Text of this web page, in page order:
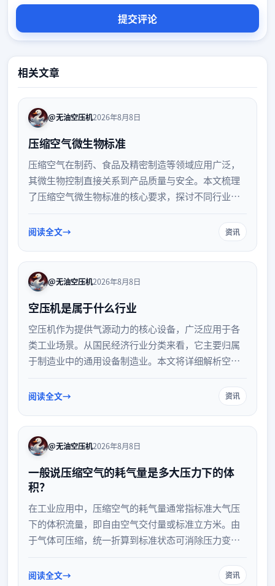
相关文章
@无油空压机2026年8月8日
压缩空气微生物标准
压缩空气在制药、食品及精密制造等领域应用广泛，
其微生物控制直接关系到产品质量与安全。本文梳理
了压缩空气微生物标准的核心要求，探讨不同行业对
控制策略，帮助企业建立科学的监测体系。
阅读全文 资讯
@无油空压机2026年8月8日
空压机是属于什么行业
空压机作为提供气源动力的核心设备，广泛应用于各
类工业场景。从国民经济行业分类来看，它主要归属
于制造业中的通用设备制造业。本文将详细解析空压
应用，帮助您全面了解这一基础工业装备的行业定位
阅读全文 资讯
@无油空压机2026年8月8日
一般说压缩空气的耗气量是多大压力下的体
积？
在工业应用中，压缩空气的耗气量通常指标准大气压
下的体积流量，即自由空气交付量或标准立方米。由
于气体可压缩，统一折算到标准状态可消除压力变化
可比性，从而为空压机选型和能耗评估提供准确依
阅读全文 资讯